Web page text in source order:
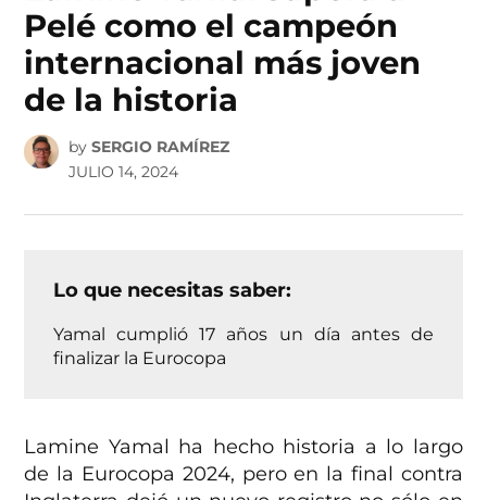
Pelé como el campeón
internacional más joven
de la historia
by SERGIO RAMÍREZ
JULIO 14, 2024
Lo que necesitas saber:
Yamal cumplió 17 años un día antes de
finalizar la Eurocopa
Lamine Yamal ha hecho historia a lo largo
de la Eurocopa 2024, pero en la final contra